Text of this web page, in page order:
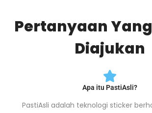
Pertanyaan
Diajukan
Apa itu PastiAsli?
PastiAsli adalah teknologi sticker